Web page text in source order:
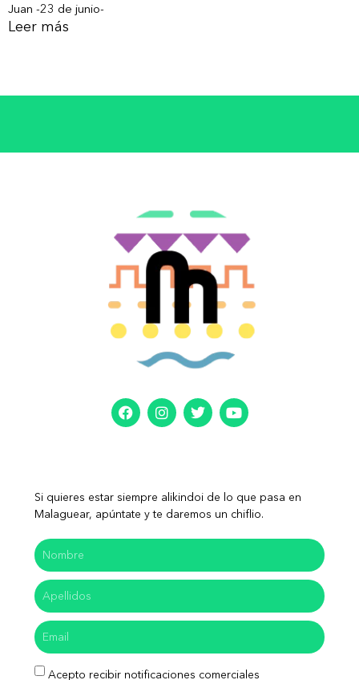
Juan -23 de junio-
Leer más
Si quieres estar siempre alikindoi de lo que pasa en
Malaguear, apúntate y te daremos un chiflio.
Acepto recibir notificaciones comerciales